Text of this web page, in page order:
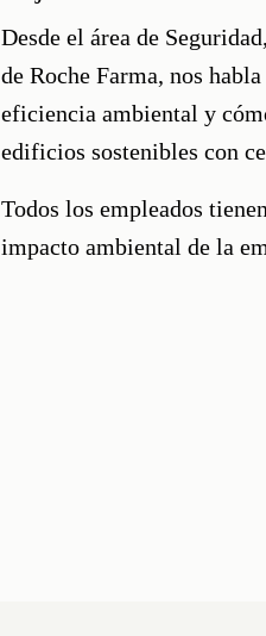
Desde el área de
de Roche Farma, nos
eficiencia ambiental y
edificios sostenibles con
Todos los empleados
impacto ambiental de la